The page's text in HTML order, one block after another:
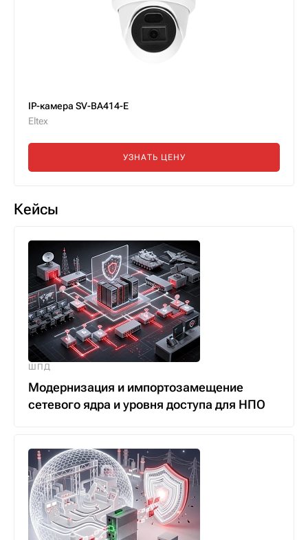
IP-камера SV-BA414-E
Eltex
УЗНАТЬ ЦЕНУ
Кейсы
ШПД
Модернизация и импортозамещение
сетевого ядра и уровня доступа для НПО